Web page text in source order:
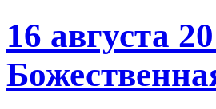
16 августа